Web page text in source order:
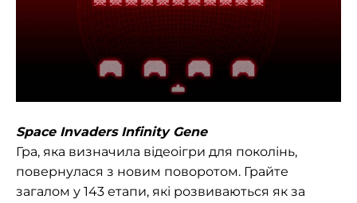
Space Invaders Infinity Gene
Гра, яка визначила відеоігри для поколінь,
повернулася з новим поворотом. Грайте
загалом у 143 етапи, які розвиваються як за